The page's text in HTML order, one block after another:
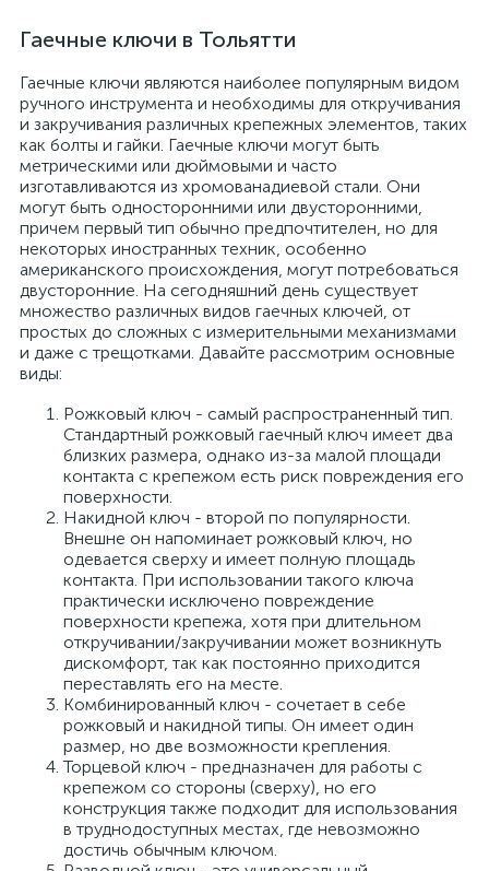
Гаечные ключи в Тольятти
Гаечные ключи являются наиболее популярным видом
ручного инструмента и необходимы для откручивания
и закручивания различных крепежных элементов, таких
как болты и гайки. Гаечные ключи могут быть
метрическими или дюймовыми и часто
изготавливаются из хромованадиевой стали. Они
могут быть односторонними или двусторонними,
причем первый тип обычно предпочтителен, но для
некоторых иностранных техник, особенно
американского происхождения, могут потребоваться
двусторонние. На сегодняшний день существует
множество различных видов гаечных ключей, от
простых до сложных с измерительными механизмами
и даже с трещотками. Давайте рассмотрим основные
виды:
Рожковый ключ - самый распространенный тип.
Стандартный рожковый гаечный ключ имеет два
близких размера, однако из-за малой площади
контакта с крепежом есть риск повреждения его
поверхности.
Накидной ключ - второй по популярности.
Внешне он напоминает рожковый ключ, но
одевается сверху и имеет полную площадь
контакта. При использовании такого ключа
практически исключено повреждение
поверхности крепежа, хотя при длительном
откручивании/закручивании может возникнуть
дискомфорт, так как постоянно приходится
переставлять его на месте.
Комбинированный ключ - сочетает в себе
рожковый и накидной типы. Он имеет один
размер, но две возможности крепления.
Торцевой ключ - предназначен для работы с
крепежом со стороны (сверху), но его
конструкция также подходит для использования
в труднодоступных местах, где невозможно
достичь обычным ключом.